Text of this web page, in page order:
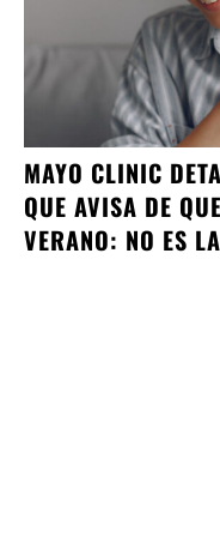
MAYO CLINIC
QUE AVISA DE
VERANO: NO ES